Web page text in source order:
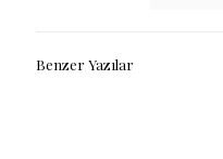
Benzer Yazılar